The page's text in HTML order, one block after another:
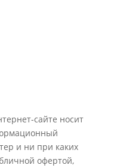
сайте носит
и ни при каких
офертой,